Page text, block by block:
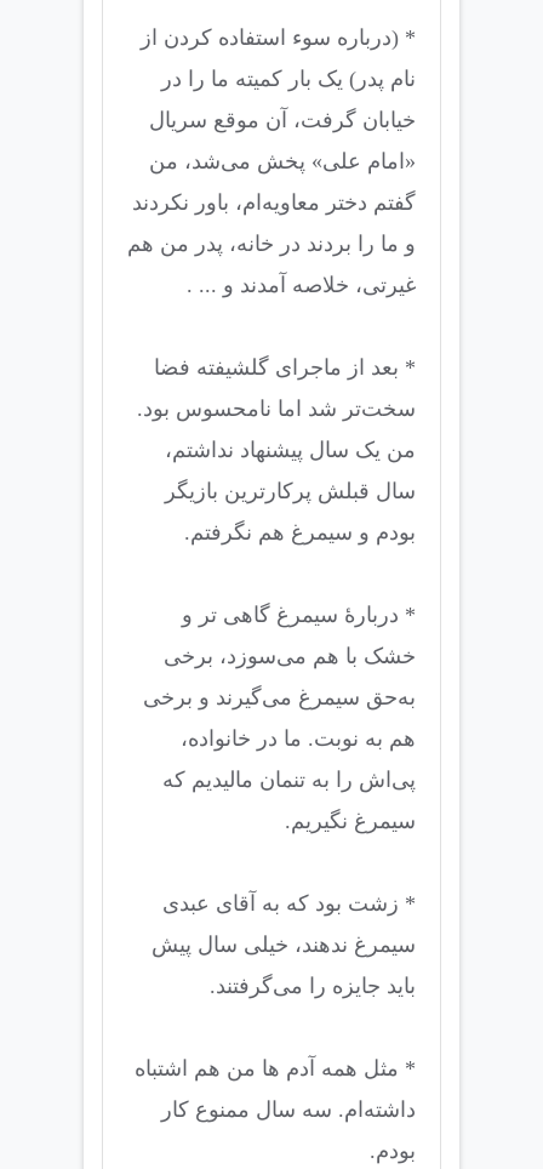
* (درباره سوء استفاده کردن از
نام پدر) یک بار کمیته ما را در
خیابان گرفت، آن موقع سریال
«امام علی» پخش می‌شد، من
گفتم دختر معاویه‌ام، باور نکردند
و ما را بردند در خانه، پدر من هم
غیرتی، خلاصه آمدند و ... .
* بعد از ماجرای گلشیفته فضا
سخت‌تر شد اما نامحسوس بود.
من یک سال پیشنهاد نداشتم،
سال قبلش پرکارترین بازیگر
بودم و سیمرغ هم نگرفتم.
* دربارۀ سیمرغ گاهی تر و
خشک با هم می‌سوزد، برخی
به‌حق سیمرغ می‌گیرند و برخی
هم به نوبت. ما در خانواده،
پی‌اش را به تنمان مالیدیم که
سیمرغ نگیریم.
* زشت بود که به آقای عبدی
سیمرغ ندهند، خیلی سال پیش
باید جایزه را می‌گرفتند.
* مثل همه آدم ها من هم اشتباه
داشته‌ام. سه سال ممنوع کار
بودم.